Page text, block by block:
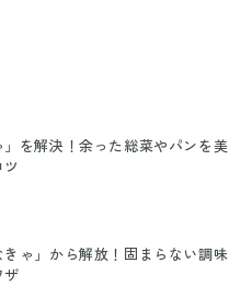
」を解決！余った総菜やパンを美
きゃ」から解放！固まらない調味
ザ